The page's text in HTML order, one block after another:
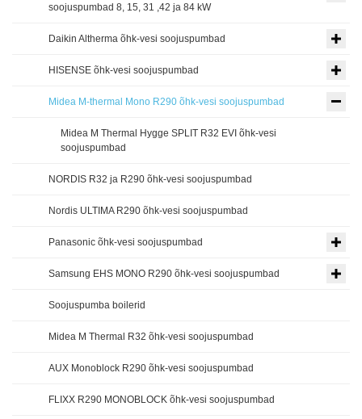
soojuspumbad 8, 15, 31 ,42 ja 84 kW
Daikin Altherma õhk-vesi soojuspumbad
HISENSE õhk-vesi soojuspumbad
Midea M-thermal Mono R290 õhk-vesi soojuspumbad
Midea M Thermal Hygge SPLIT R32 EVI õhk-vesi
soojuspumbad
NORDIS R32 ja R290 õhk-vesi soojuspumbad
Nordis ULTIMA R290 õhk-vesi soojuspumbad
Panasonic õhk-vesi soojuspumbad
Samsung EHS MONO R290 õhk-vesi soojuspumbad
Soojuspumba boilerid
Midea M Thermal R32 õhk-vesi soojuspumbad
AUX Monoblock R290 õhk-vesi soojuspumbad
FLIXX R290 MONOBLOCK õhk-vesi soojuspumbad